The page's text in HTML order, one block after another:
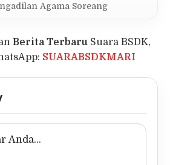
Agama Soreang
Berita Terbaru Suara BSDK,
SUARABSDKMARI